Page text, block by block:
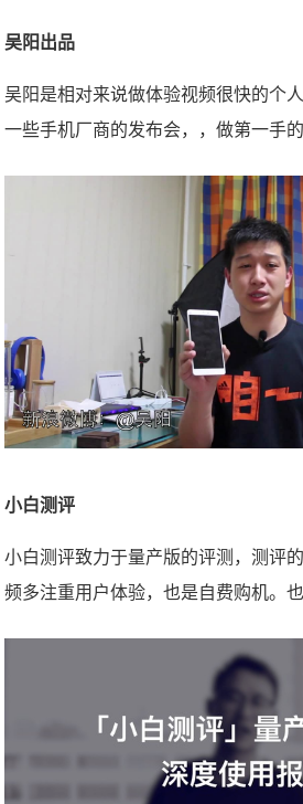
吴阳出品
吴阳是相对来说做体验视频很快的个
一些手机厂商的发布会，，做第一手的
小白测评
小白测评致力于量产版的评测，测评
频多注重用户体验，也是自费购机。